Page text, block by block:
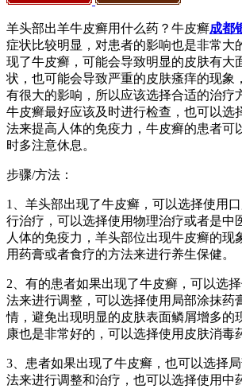
羊头部出羊牛皮癣用什么药？牛皮癣成都
症状比较明显，对患者的影响也是非常大
现了牛皮癣，可能会导致明显的皮肤有大
状，也可能会导致严重的皮肤瘙痒的现象
有很大的影响，所以应该选择合适的治疗
牛皮癣最好应该及时进行检查，也可以选
法来提高人体的免疫力，牛皮癣的患者可
时多注意休息。
步骤/方法：
1、羊头部出现了牛皮癣，可以选择使用
行治疗，可以选择使用物理治疗或者是中
人体的免疫力，羊头部位出现牛皮癣的现
用药膏或者食疗的方法来进行养生保健。
2、有的患者如果出现了牛皮癣，可以选
法来进行调整，可以选择使用局部涂抹药
情，避免出现明显的皮肤表面鳞屑增多的
康也是非常好的，可以选择使用皮肤消毒
3、患者如果出现了牛皮癣，也可以选择
法来进行调整和治疗，也可以选择使用中